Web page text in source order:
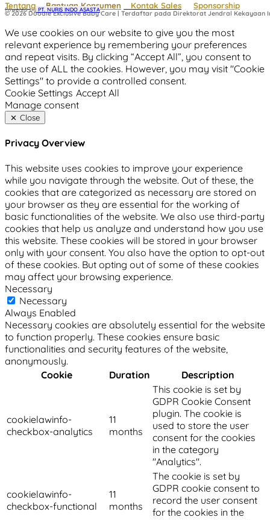
Tentang Bantuan Konsumen Kontak Sales Sponsorship
© 2026 Doodle Exclusive Baby Care | Terdaftar pada Direktorat Jendral Kekayaan
Powered by PT. NURIS INDO ASASTA
We use cookies on our website to give you the most
relevant experience by remembering your preferences
and repeat visits. By clicking “Accept All”, you consent to
the use of ALL the cookies. However, you may visit "Cookie
Settings" to provide a controlled consent.
Cookie Settings Accept All
Manage consent
Close
Privacy Overview
This website uses cookies to improve your experience
while you navigate through the website. Out of these, the
cookies that are categorized as necessary are stored on
your browser as they are essential for the working of
basic functionalities of the website. We also use third-party
cookies that help us analyze and understand how you use
this website. These cookies will be stored in your browser
only with your consent. You also have the option to opt-out
of these cookies. But opting out of some of these cookies
may affect your browsing experience.
Necessary
Necessary
Always Enabled
Necessary cookies are absolutely essential for the website
to function properly. These cookies ensure basic
functionalities and security features of the website,
anonymously.
Cookie
Duration Description
cookielawinfo-
checkbox-analytics
11
months
This cookie is set by
GDPR Cookie Consent
plugin. The cookie is
used to store the user
consent for the cookies
in the category
"Analytics".
cookielawinfo-
checkbox-functional
11
months
The cookie is set by
GDPR cookie consent to
record the user consent
for the cookies in the